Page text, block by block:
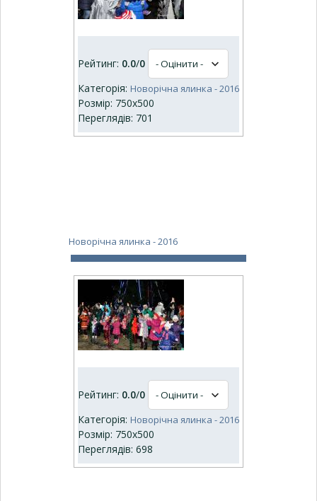
Рейтинг: 0.0/0
Категорія: Новорічна ялинка - 2016
Розмір: 750x500
Переглядів: 701
Новорічна ялинка - 2016
Рейтинг: 0.0/0
Категорія: Новорічна ялинка - 2016
Розмір: 750x500
Переглядів: 698